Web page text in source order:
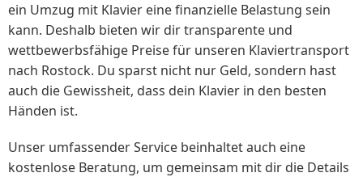
ein Umzug mit Klavier eine finanzielle Belastung sein
kann. Deshalb bieten wir dir transparente und
wettbewerbsfähige Preise für unseren Klaviertransport
nach Rostock. Du sparst nicht nur Geld, sondern hast
auch die Gewissheit, dass dein Klavier in den besten
Händen ist.
Unser umfassender Service beinhaltet auch eine
kostenlose Beratung, um gemeinsam mit dir die Details